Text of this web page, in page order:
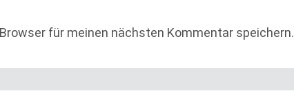
für meinen nächsten Kommentar speichern.